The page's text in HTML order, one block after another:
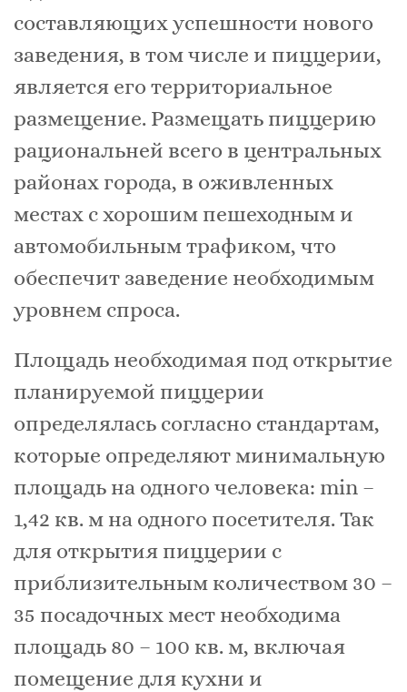
составляющих успешности нового
заведения, в том числе и пиццерии,
является его территориальное
размещение. Размещать пиццерию
рациональней всего в центральных
районах города, в оживленных
местах с хорошим пешеходным и
автомобильным трафиком, что
обеспечит заведение необходимым
уровнем спроса.
Площадь необходимая под открытие
планируемой пиццерии
определялась согласно стандартам,
которые определяют минимальную
площадь на одного человека: min –
1,42 кв. м на одного посетителя. Так
для открытия пиццерии с
приблизительным количеством 30 –
35 посадочных мест необходима
площадь 80 – 100 кв. м, включая
помещение для кухни и